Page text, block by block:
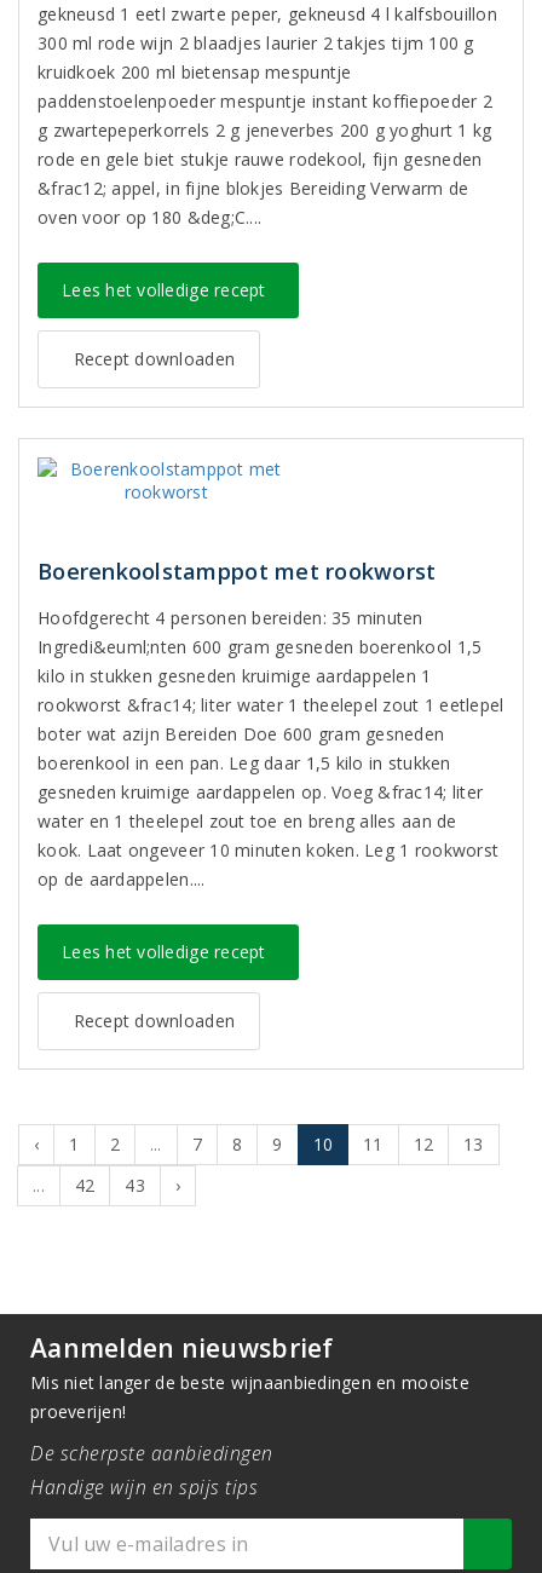
gekneusd 1 eetl zwarte peper, gekneusd 4 l kalfsbouillon
300 ml rode wijn 2 blaadjes laurier 2 takjes tijm 100 g
kruidkoek 200 ml bietensap mespuntje
paddenstoelenpoeder mespuntje instant koffiepoeder 2
g zwartepeperkorrels 2 g jeneverbes 200 g yoghurt 1 kg
rode en gele biet stukje rauwe rodekool, fijn gesneden
&frac12; appel, in fijne blokjes Bereiding Verwarm de
oven voor op 180 &deg;C....
Lees het volledige recept
Recept downloaden
Boerenkoolstamppot met rookworst
Hoofdgerecht 4 personen bereiden: 35 minuten
Ingredi&euml;nten 600 gram gesneden boerenkool 1,5
kilo in stukken gesneden kruimige aardappelen 1
rookworst &frac14; liter water 1 theelepel zout 1 eetlepel
boter wat azijn Bereiden Doe 600 gram gesneden
boerenkool in een pan. Leg daar 1,5 kilo in stukken
gesneden kruimige aardappelen op. Voeg &frac14; liter
water en 1 theelepel zout toe en breng alles aan de
kook. Laat ongeveer 10 minuten koken. Leg 1 rookworst
op de aardappelen....
Lees het volledige recept
Recept downloaden
‹ 1 2 ... 7 8 9 10 11 12
13
...
42 43 ›
Aanmelden nieuwsbrief
Mis niet langer de beste wijnaanbiedingen en mooiste
proeverijen!
De scherpste aanbiedingen
Handige wijn en spijs tips